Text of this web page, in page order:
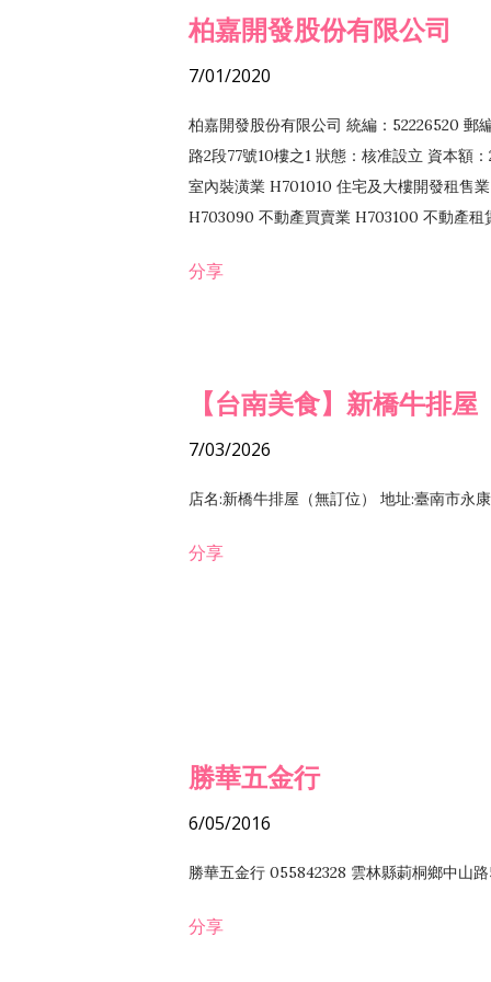
柏嘉開發股份有限公司
7/01/2020
柏嘉開發股份有限公司 統編：52226520 郵
路2段77號10樓之1 狀態：核准設立 資本額
室內裝潢業 H701010 住宅及大樓開發租售
H703090 不動產買賣業 H703100 不動產
分享
【台南美食】新橋牛排
7/03/2026
店名:新橋牛排屋（無訂位） 地址:臺南市永
分享
勝華五金行
6/05/2016
勝華五金行 055842328 雲林縣莿桐鄉中山
分享